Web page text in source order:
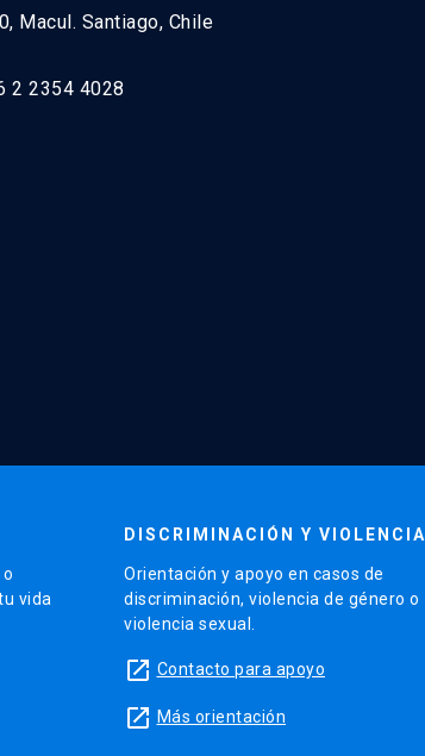
Macul. Santiago, Chile
2 2354 4028
vida
DISCRIMINACIÓN Y VIOLENCIA
Orientación y apoyo en casos de
discriminación, violencia de género o
violencia sexual.
launch Contacto para apoyo
launch Más orientación